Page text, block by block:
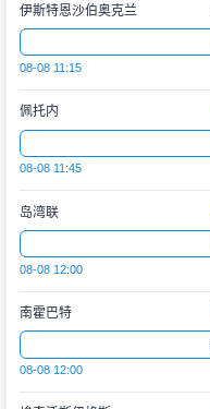
伊斯特恩沙伯奥克兰
08-08 11:15
佩托内
08-08 11:45
岛湾联
08-08 12:00
南霍巴特
08-08 12:00